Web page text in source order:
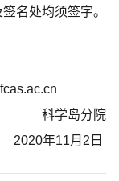
名处均须签字。
科学岛分院
2020年11月2日